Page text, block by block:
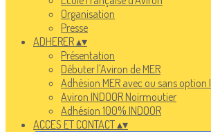
Organisation
Presse
ADHERER▴▾
Présentation
Débuter l'Aviron de MER
Adhésion MER avec ou sans option
Aviron INDOOR Noirmoutier
Adhésion 100% INDOOR
ACCES ET CONTACT▴▾